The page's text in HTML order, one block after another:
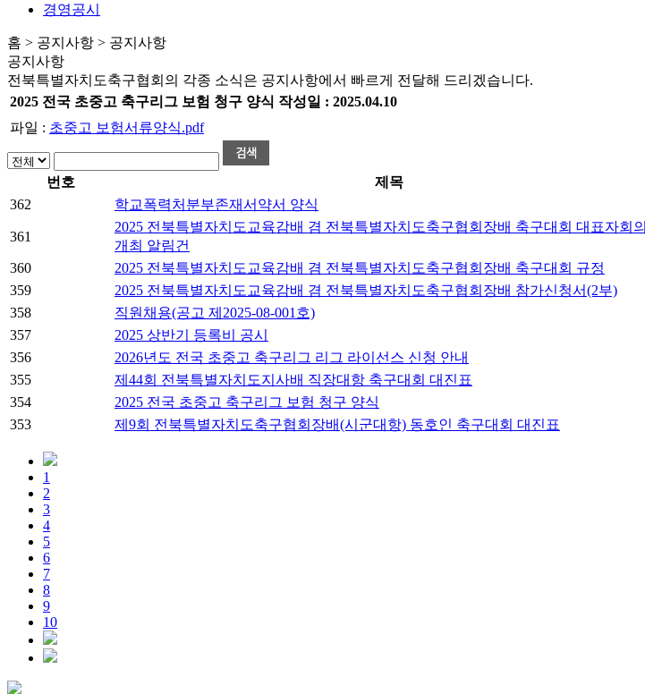
경영공시
홈 > 공지사항 > 공지사항
공지사항
전북특별자치도축구협회의 각종 소식은 공지사항에서 빠르게 전달해 드리겠습니다.
2025 전국 초중고 축구리그 보험 청구 양식 작성일 : 2025.04.10
파일 : 초중고 보험서류양식.pdf
번호 제목
362
학교폭력처분부존재서약서 양식
361
2025 전북특별자치도교육감배 겸 전북특별자치도축구협회장배 축구대회 대표자회의
개최 알림건
360 2025 전북특별자치도교육감배 겸 전북특별자치도축구협회장배 축구대회 규정
359
2025 전북특별자치도교육감배 겸 전북특별자치도축구협회장배 참가신청서(2부)
358
직원채용(공고 제2025-08-001호)
357
2025 상반기 등록비 공시
356
2026년도 전국 초중고 축구리그 리그 라이선스 신청 안내
355
제44회 전북특별자치도지사배 직장대항 축구대회 대진표
354
2025 전국 초중고 축구리그 보험 청구 양식
353
제9회 전북특별자치도축구협회장배(시군대항) 동호인 축구대회 대진표
1
2
3
4
5
6
7
8
9
10